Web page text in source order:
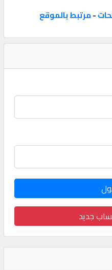
جديد
-مرتبط بالموقع